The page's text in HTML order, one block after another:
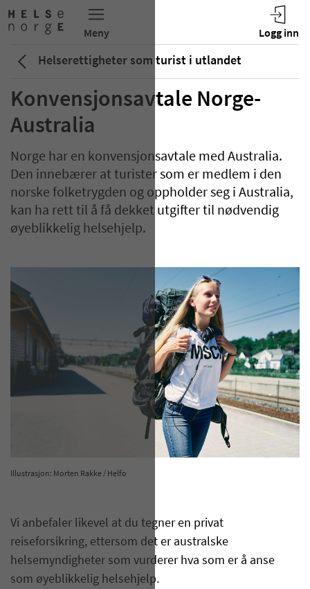
Helserettigheter som turist i utlandet
Konvensjonsavtale Norge-
Australia
Norge har en konvensjonsavtale med Australia.
Den innebærer at turister som er medlem i den
norske folketrygden og oppholder seg i Australia,
kan ha rett til å få dekket utgifter til nødvendig
øyeblikkelig helsehjelp.
Illustrasjon: Morten Rakke / Helfo
​Vi anbefaler likevel at du tegner en privat
reiseforsikring, ettersom det er australske
helsemyndigheter som vurderer hva som er å anse
som øyeblikkelig helsehjelp.